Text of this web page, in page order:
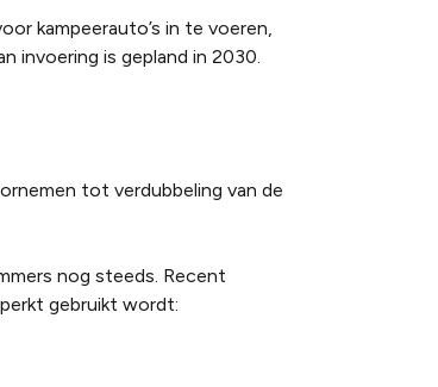
kampeerauto’s in te voeren,
invoering is gepland in 2030.
tot verdubbeling van de
nog steeds. Recent
gebruikt wordt: